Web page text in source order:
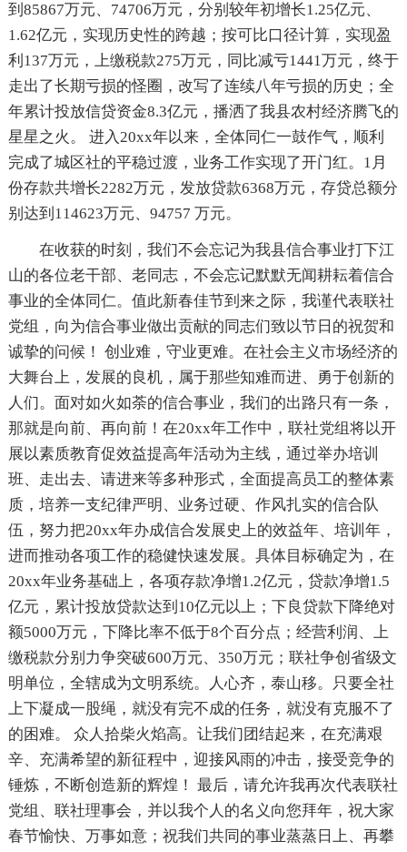
到85867万元、74706万元，分别较年初增长1.25亿元、
1.62亿元，实现历史性的跨越；按可比口径计算，实现盈
利137万元，上缴税款275万元，同比减亏1441万元，终于
走出了长期亏损的怪圈，改写了连续八年亏损的历史；全
年累计投放信贷资金8.3亿元，播洒了我县农村经济腾飞的
星星之火。 进入20xx年以来，全体同仁一鼓作气，顺利
完成了城区社的平稳过渡，业务工作实现了开门红。1月
份存款共增长2282万元，发放贷款6368万元，存贷总额分
别达到114623万元、94757 万元。
在收获的时刻，我们不会忘记为我县信合事业打下江
山的各位老干部、老同志，不会忘记默默无闻耕耘着信合
事业的全体同仁。值此新春佳节到来之际，我谨代表联社
党组，向为信合事业做出贡献的同志们致以节日的祝贺和
诚挚的问候！ 创业难，守业更难。在社会主义市场经济的
大舞台上，发展的良机，属于那些知难而进、勇于创新的
人们。面对如火如荼的信合事业，我们的出路只有一条，
那就是向前、再向前！在20xx年工作中，联社党组将以开
展以素质教育促效益提高年活动为主线，通过举办培训
班、走出去、请进来等多种形式，全面提高员工的整体素
质，培养一支纪律严明、业务过硬、作风扎实的信合队
伍，努力把20xx年办成信合发展史上的效益年、培训年，
进而推动各项工作的稳健快速发展。具体目标确定为，在
20xx年业务基础上，各项存款净增1.2亿元，贷款净增1.5
亿元，累计投放贷款达到10亿元以上；下良贷款下降绝对
额5000万元，下降比率不低于8个百分点；经营利润、上
缴税款分别力争突破600万元、350万元；联社争创省级文
明单位，全辖成为文明系统。人心齐，泰山移。只要全社
上下凝成一股绳，就没有完不成的任务，就没有克服不了
的困难。 众人拾柴火焰高。让我们团结起来，在充满艰
辛、充满希望的新征程中，迎接风雨的冲击，接受竞争的
锤炼，不断创造新的辉煌！ 最后，请允许我再次代表联社
党组、联社理事会，并以我个人的名义向您拜年，祝大家
春节愉快、万事如意；祝我们共同的事业蒸蒸日上、再攀